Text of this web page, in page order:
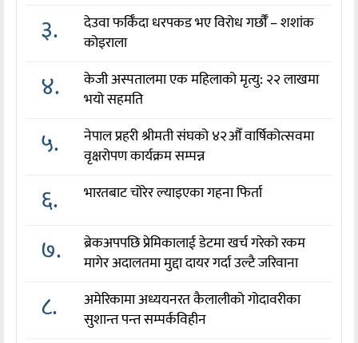
३.
देउवा फर्किँदा धरपकड भए विरोध गर्छौँं – शशांक
कोइराला
४.
केजी अस्पतालमा एक महिलाको मृत्यु: २२ लाखमा
भयो सहमति
५.
नेपाल प्रहरी श्रीमती संघको ४२औँ वार्षिकोत्सवमा
वृक्षरोपण कार्यक्रम सम्पन्न
६. भारतबाट चोरेर ल्याइएका गहना फिर्ता
७.
ब्रेकअपपछि प्रेमिकालाई डेटमा खर्च गरेको रकम
मागेर अदालतमा मुद्दा दायर गर्दा उल्टै जरिवाना
८.
अमेरिकामा अध्ययनरत कैलालीको गोदावरीका
सुशान्त पन्त सम्पर्कविहीन